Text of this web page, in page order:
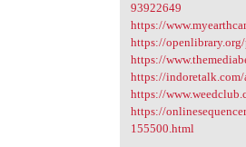
93922649
https://
https://
https://
https://
https://
https://
155500.html